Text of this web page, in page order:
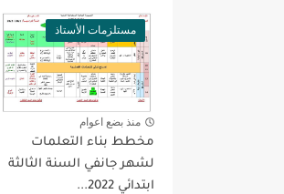
مستلزمات الأستاذ
منذ بضع اعوام
مخطط بناء التعلمات
لشهر جانفي السنة الثالثة
ابتدائي 2022...